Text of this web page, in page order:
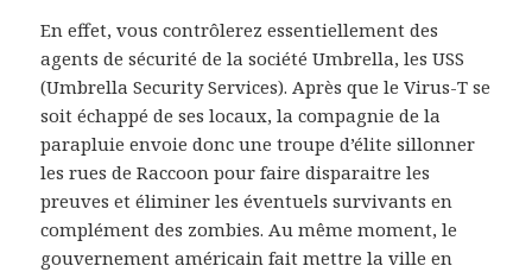
En effet, vous contrôlerez essentiellement des
agents de sécurité de la société Umbrella, les USS
(Umbrella Security Services). Après que le Virus-T se
soit échappé de ses locaux, la compagnie de la
parapluie envoie donc une troupe d’élite sillonner
les rues de Raccoon pour faire disparaitre les
preuves et éliminer les éventuels survivants en
complément des zombies. Au même moment, le
gouvernement américain fait mettre la ville en